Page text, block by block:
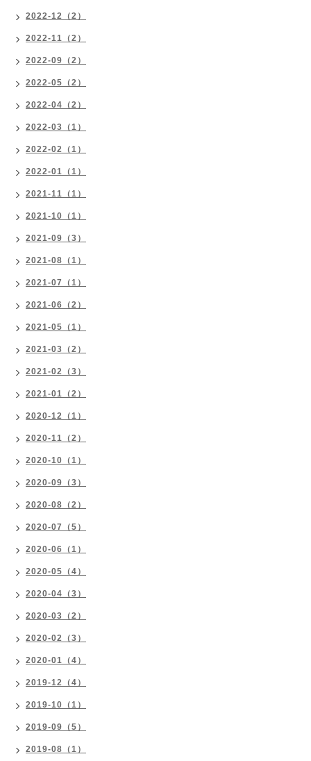
2022-12（2）
2022-11（2）
2022-09（2）
2022-05（2）
2022-04（2）
2022-03（1）
2022-02（1）
2022-01（1）
2021-11（1）
2021-10（1）
2021-09（3）
2021-08（1）
2021-07（1）
2021-06（2）
2021-05（1）
2021-03（2）
2021-02（3）
2021-01（2）
2020-12（1）
2020-11（2）
2020-10（1）
2020-09（3）
2020-08（2）
2020-07（5）
2020-06（1）
2020-05（4）
2020-04（3）
2020-03（2）
2020-02（3）
2020-01（4）
2019-12（4）
2019-10（1）
2019-09（5）
2019-08（1）